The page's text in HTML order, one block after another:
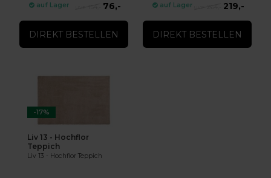
auf Lager 76,-
DIREKT BESTELLEN
auf Lager 219,-
DIREKT BESTELLEN
-17%
Liv 13 - Hochflor
Teppich
Liv 13 - Hochflor Teppich